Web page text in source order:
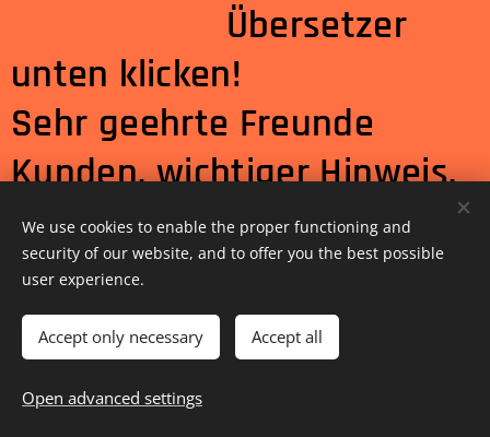
Übersetzer
unten klicken!
Sehr geehrte Freunde
Kunden, wichtiger Hinweis,
egal wo Sie den Bunte G
haben
Finde die Sprache, auf die
du klicken kannst und
wähle deine Sprache aus!
We use cookies to enable the proper functioning and
security of our website, and to offer you the best possible
user experience.
Accept only necessary Accept all
Open advanced settings